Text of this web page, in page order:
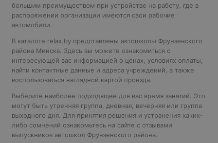
большим преимуществом при устройстве на работу, где в
распоряжении организации имеются свои рабочие
автомобили.
В каталоге relax.by представлены автошколы Фрунзенского
района Минска. Здесь вы можете ознакомиться с
интересующей вас информацией о ценах, условиях оплаты,
найти контактные данные и адреса учреждений, а также
воспользоваться наглядной картой проезда.
Выберите наиболее подходящее для вас время занятий. Это
могут быть утренняя группа, дневная, вечерняя или группа
выходного дня. Для принятия решения и устранения каких-
либо сомнений ознакомьтесь на сайте с отзывами
выпускников автошкол Фрунзенского района.